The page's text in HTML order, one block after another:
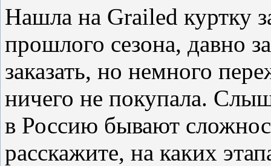
Нашла на Grailed куртку
прошлого сезона, давно
заказать, но немного
ничего не покупала.
в Россию бывают
расскажите, на каких